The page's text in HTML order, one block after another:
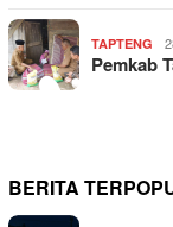
TAPTENG
Pemkab
BERITA